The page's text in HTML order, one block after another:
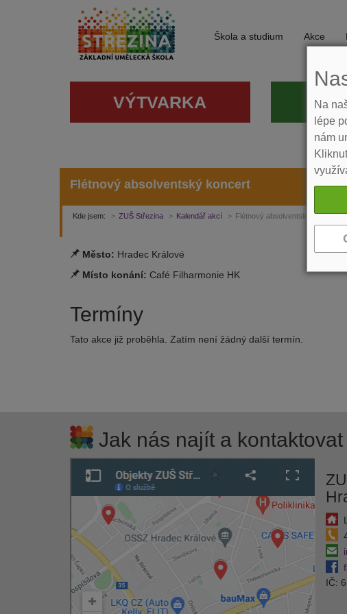
Škola a studium Akce
VÝTVARKA
Flétnový absolventský koncert
Kde jsem: ZUŠ Střezina Kalendář akcí Flétnový absolventský koncert
Město: Hradec Králové
Místo konání: Café Filharmonie HK
Termíny
Tato akce již proběhla. Zatím není žádný další termín.
Jak nás najít a kontaktovat
IČ:
Na
lépe
nám